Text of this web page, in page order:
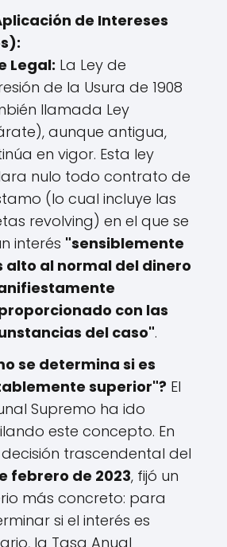
de Intereses
Legal: La Ley de
de la Usura de 1908
llamada Ley
aunque antigua,
en vigor. Esta ley
nulo todo contrato de
(lo cual incluye las
revolving) en el que se
interés "sensiblemente
alto al normal del dinero
con las
del caso".
se determina si es
superior"? El
Supremo ha ido
este concepto. En
trascendental del
febrero de 2023, fijó un
más concreto: para
si el interés es
la Tasa Anual